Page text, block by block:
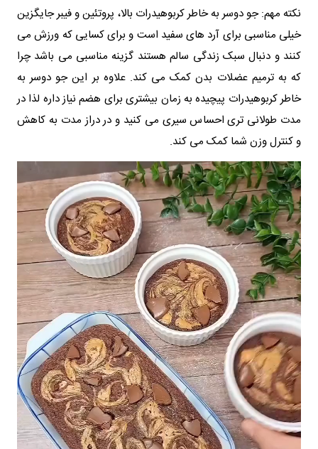
نکته مهم: جو دوسر به خاطر کربوهیدرات بالا، پروتئین و فیبر جایگزین
خیلی مناسبی برای آرد های سفید است و برای کسایی که ورزش می
کنند و دنبال سبک زندگی سالم هستند گزینه مناسبی می باشد چرا
که به ترمیم عضلات بدن کمک می کند. علاوه بر این جو دوسر به
خاطر کربوهیدرات پیچیده به زمان بیشتری برای هضم نیاز داره لذا در
مدت طولانی تری احساس سیری می کنید و در دراز مدت به کاهش
و کنترل وزن شما کمک می کند.